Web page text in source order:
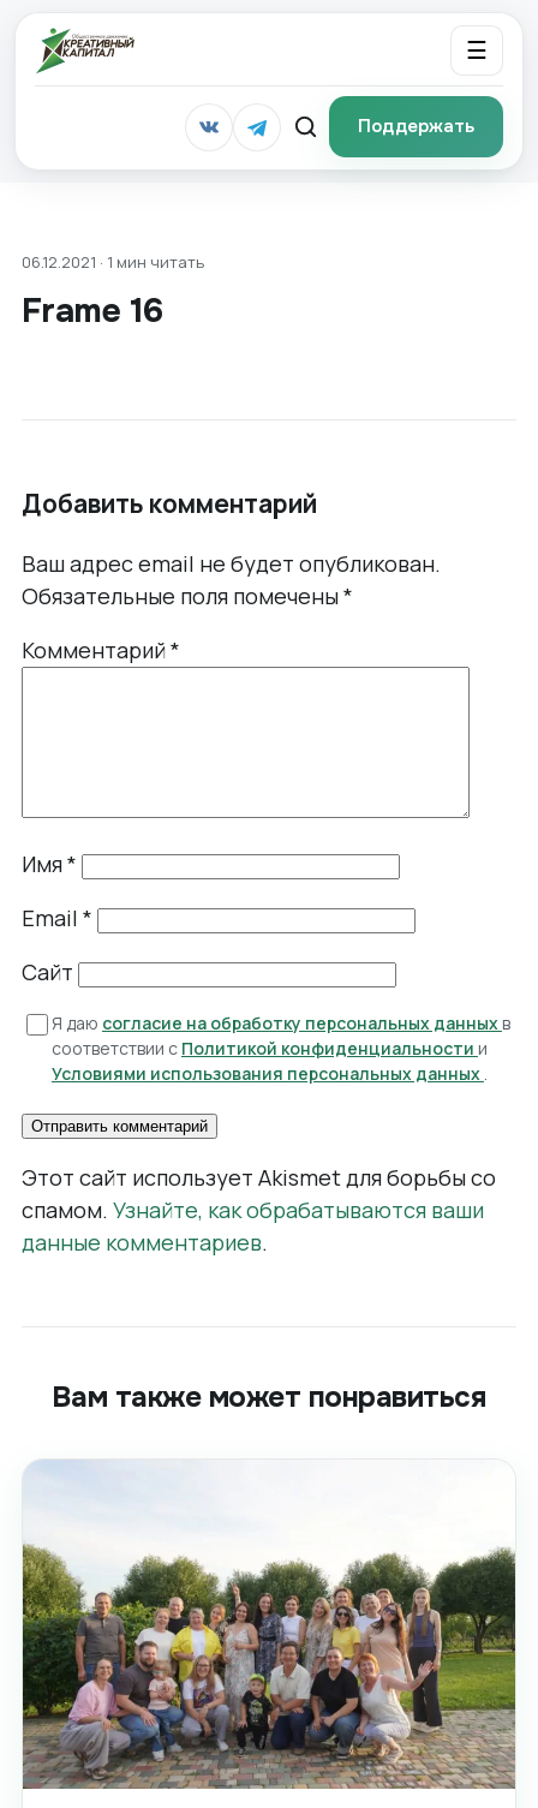
☰
Поддержать
06.12.2021 · 1 мин читать
Frame 16
Добавить комментарий
Ваш адрес email не будет опубликован.
Обязательные поля помечены*
Комментарий*
Имя*
Email *
Сайт
Я даю согласие на обработку персональных данных в
соответствии с Политикой конфиденциальности и
Условиями использования персональных данных .
Этот сайт использует Akismet для борьбы со
спамом. Узнайте, как обрабатываются ваши
данные комментариев.
Вам также может понравиться